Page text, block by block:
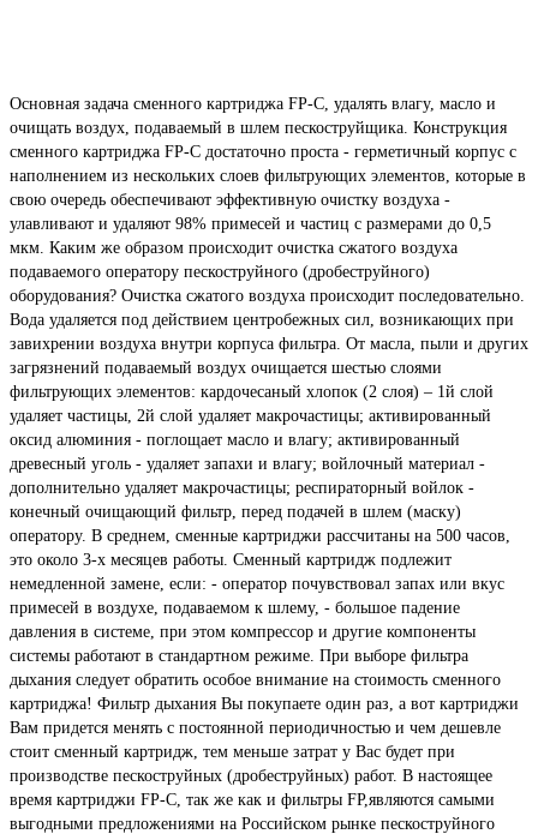
Основная задача сменного картриджа FP-C, удалять влагу, масло и
очищать воздух, подаваемый в шлем пескоструйщика. Конструкция
сменного картриджа FP-C достаточно проста - герметичный корпус с
наполнением из нескольких слоев фильтрующих элементов, которые в
свою очередь обеспечивают эффективную очистку воздуха -
улавливают и удаляют 98% примесей и частиц с размерами до 0,5
мкм. Каким же образом происходит очистка сжатого воздуха
подаваемого оператору пескоструйного (дробеструйного)
оборудования? Очистка сжатого воздуха происходит последовательно.
Вода удаляется под действием центробежных сил, возникающих при
завихрении воздуха внутри корпуса фильтра. От масла, пыли и других
загрязнений подаваемый воздух очищается шестью слоями
фильтрующих элементов: кардочесаный хлопок (2 слоя) – 1й слой
удаляет частицы, 2й слой удаляет макрочастицы; активированный
оксид алюминия - поглощает масло и влагу; активированный
древесный уголь - удаляет запахи и влагу; войлочный материал -
дополнительно удаляет макрочастицы; респираторный войлок -
конечный очищающий фильтр, перед подачей в шлем (маску)
оператору. В среднем, сменные картриджи рассчитаны на 500 часов,
это около 3-х месяцев работы. Сменный картридж подлежит
немедленной замене, если: - оператор почувствовал запах или вкус
примесей в воздухе, подаваемом к шлему, - большое падение
давления в системе, при этом компрессор и другие компоненты
системы работают в стандартном режиме. При выборе фильтра
дыхания следует обратить особое внимание на стоимость сменного
картриджа! Фильтр дыхания Вы покупаете один раз, а вот картриджи
Вам придется менять с постоянной периодичностью и чем дешевле
стоит сменный картридж, тем меньше затрат у Вас будет при
производстве пескоструйных (дробеструйных) работ. В настоящее
время картриджи FP-C, так же как и фильтры FP,являются самыми
выгодными предложениями на Российском рынке пескоструйного